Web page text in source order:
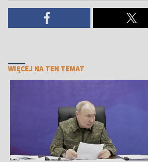
WIĘCEJ NA TEN TEMAT